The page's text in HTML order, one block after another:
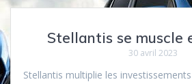
Stellantis se muscle
30 avril 2023
Stellantis multiplie les